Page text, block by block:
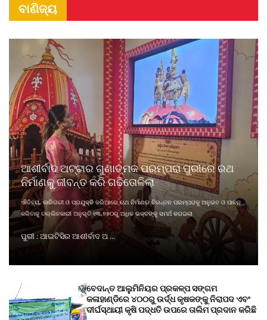
ବାଣିଜ୍ୟ
ଆଶୀର୍ବାଦ ଅଟ୍ଟାର ଗୁଣାତ୍ମକ ପରମ୍ପରା ପୁରୀରେ ରଥ
ନିର୍ମାଣକୁ ଜୀବନ୍ତ କରି ଗଢିତୋଳିଲା
ଐତିହ୍ୟ, କାରିଗରୀ ଓ ପ୍ରଯୁକ୍ତି ଜରିଆରେ ଋଥ ନିର୍ମାଣର ଚିରନ୍ତନ ପରମ୍ପରାକୁ ଅନୁଭବ ଓ ପାଳନ
କରିବାକୁ ତଲ୍ଲିନକାରୀ ଅନୁଭୂତି ୧୩,୭୫୦ରୁ ଅଧିକ ଭକ୍ତଙ୍କୁ ସମର୍ଥ କରାଇଲା
ପୁରୀ : ଆଇଟିସିର ଆଶୀର୍ବାଦ ଅ ...
ବେଦାନ୍ତ ଆଲୁମିନିୟର ପ୍ରକଳ୍ପ ସଙ୍ଗମ
କଳାହାଣ୍ଡିରେ ୪୦୦ରୁ ଉର୍ଦ୍ଧ କୃଷକଙ୍କୁ ନିରାପଦ ଏବଂ
ଦୀର୍ଘସ୍ଥାୟୀ କୃଷି ପଦ୍ଧତି ଉପରେ ତାଲିମ ପ୍ରଦାନ କରିଛି